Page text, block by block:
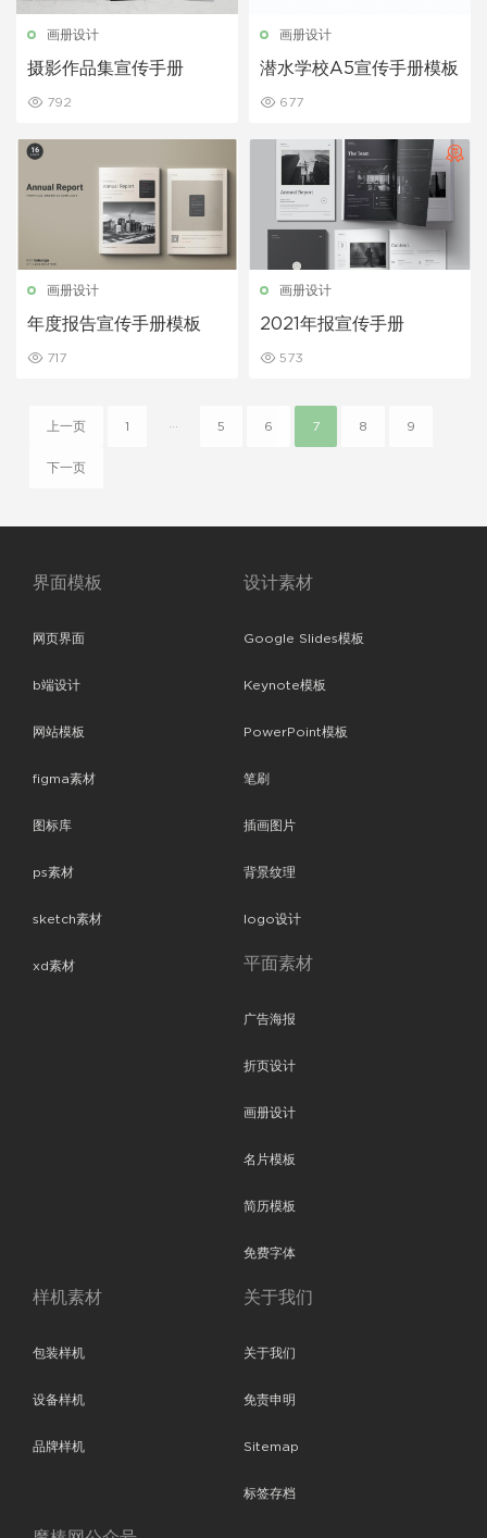
画册设计
摄影作品集宣传手册
792
画册设计
潜水学校A5宣传手册模板
677
画册设计
年度报告宣传手册模板
717
画册设计
2021年报宣传手册
573
上一页 1 ··· 5 6 7 8 9
下一页
界面模板
网页界面
b端设计
网站模板
figma素材
图标库
ps素材
sketch素材
xd素材
设计素材
Google Slides模板
Keynote模板
PowerPoint模板
笔刷
插画图片
背景纹理
logo设计
平面素材
广告海报
折页设计
画册设计
名片模板
简历模板
免费字体
样机素材
包装样机
设备样机
品牌样机
关于我们
关于我们
免责申明
Sitemap
标签存档